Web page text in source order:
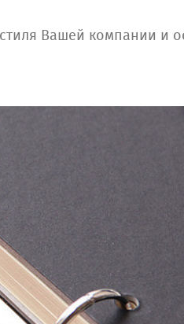
Вашей компании и